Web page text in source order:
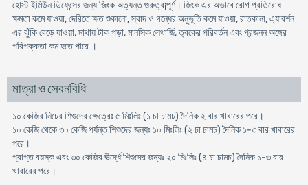
হোস্ট ইমিউন ডিফেন্সের জন্য জিংক অত্যন্ত গুরুত্ব¡পূর্ণ। জিংক এর অভাবে রোগ প্রতিরোধ
ক্ষমতা কমে যাওয়া, দেরিতে ক্ষত শুকানো, স্বাদ ও গন্ধের অনুভূতি কমে যাওয়া, রাতকানা, এ্যাবর্শন
এর ঝুঁকি বেড়ে যাওয়া, মাথায় টাক পড়া, মানসিক লেথার্জি, ত্বকের পরিবর্তন এবং প্রজনন অঙ্গের
পরিপক্কতা কম হতে পারে ।
মাত্রা ও সেবনবিধি
১০ কেজির নিচের শিশুদের ক্ষেত্রেঃ ৫ মিঃলিঃ (১ চা চামচ) দৈনিক ২ বার খাবারের পরে।
১০ কেজি থেকে ৩০ কেজি পর্যন্ত শিশুদের জন্যঃ ১০ মিঃলিঃ (২ চা চামচ) দৈনিক ১-৩ বার খাবারের
পরে।
প্রাপ্ত বয়স্ক এবং ৩০ কেজির ঊর্দ্ধে শিশুদের জন্যঃ ২০ মিঃলিঃ (৪ চা চামচ) দৈনিক ১-৩ বার
খাবারের পরে।